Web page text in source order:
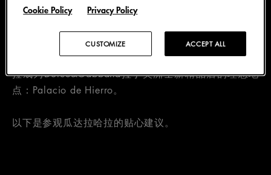
Games）。
市中心令人惊叹的建筑、城外的古老废墟、壮丽的龙舌
兰景观，以及精致考究的烹饪和文学传统，使瓜达拉哈
拉成为Dolce&Gabbana拉丁美洲全新精品店的理想地
点：Palacio de Hierro。
以下是参观瓜达拉哈拉的贴心建议。
Cookie Policy Privacy Policy
ACCEPT ALL
CUSTOMIZE